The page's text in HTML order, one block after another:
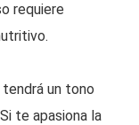
requiere
tendrá un tono
te apasiona la